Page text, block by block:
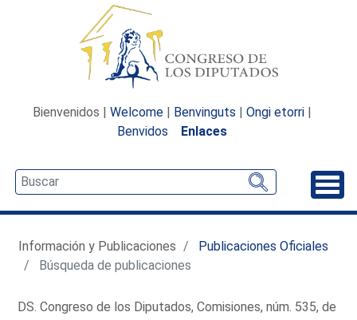
Bienvenidos | Welcome | Benvinguts | Ongi etorri |
Benvidos
Enlaces
Información y Publicaciones
Publicaciones Oficiales
Búsqueda de publicaciones
DS. Congreso de los Diputados, Comisiones, núm. 535, de